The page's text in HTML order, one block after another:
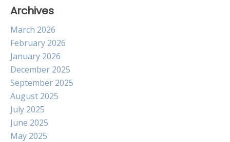
Archives
March 2026
February 2026
January 2026
December 2025
September 2025
August 2025
July 2025
June 2025
May 2025